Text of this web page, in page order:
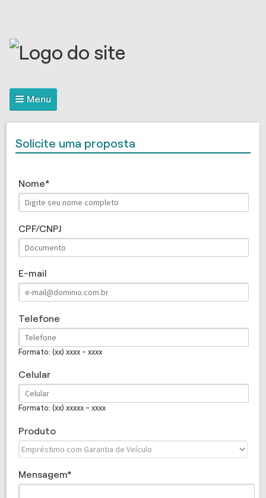
Menu
Solicite uma proposta
Nome
CPF/CNPJ
E-mail
Telefone
Formato: (xx) xxxx - xxxx
Celular
Formato: (xx) xxxxx - xxxx
Produto
Mensagem